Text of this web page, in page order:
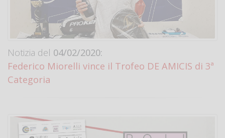
Notizia del 04/02/2020:
Federico Miorelli vince il Trofeo DE AMICIS di 3ª
Categoria